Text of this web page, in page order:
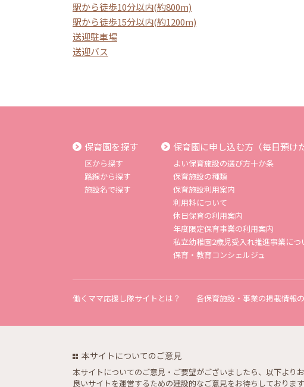
駅から徒歩10分以内(約800m)
駅から徒歩15分以内(約1200m)
送迎駐車場
送迎バス
保育園を探す
区から探す
路線から探す
施設名で探す
保育園に申し込む方（毎日預け
よい保育施設の選び方十か条
保育施設の種類
保育施設利用案内
利用料について
休日保育の利用案内
年度限定保育事業の利用案内
私立幼稚園2歳児受入れ推進事業につ
保育・教育コンシェルジュ
働くママ応援し隊サイトとは？ 各保育施設・事業の掲載情報
本サイトについてのご意見
本サイトについてのご意見・ご要望がございましたら、以下より
良いサイトを運営するための建設的なご意見をお待ちしております